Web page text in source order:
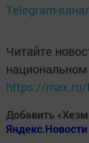
Telegram-
Читайте
https://
Добавить
Яндекс.Новости